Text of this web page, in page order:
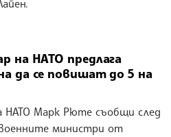
на НАТО предлага
да се повишат до 5 на
НАТО Марк Рюте съобщи след
министри от